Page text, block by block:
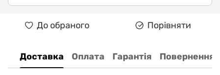
До обраного Порівняти
Доставка Оплата Гарантія Повернення